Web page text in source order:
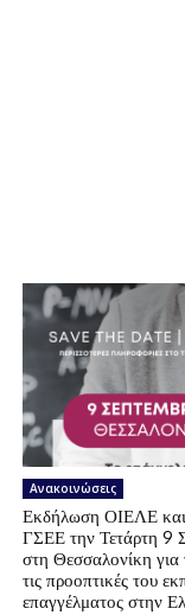
Ανακοινώσεις
Εκδήλωση ΟΙΕΛΕ
ΓΣΕΕ την Τετάρτη 9
στη Θεσσαλονίκη για
τις προοπτικές του
επαγγέλματος στην